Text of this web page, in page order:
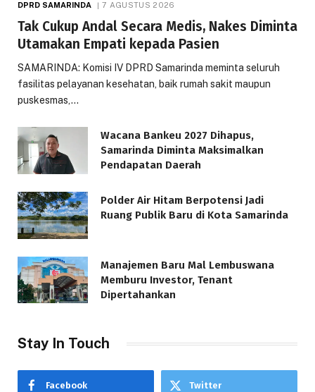
DPRD SAMARINDA 7 AGUSTUS 2026
Tak Cukup Andal Secara Medis, Nakes Diminta
Utamakan Empati kepada Pasien
SAMARINDA: Komisi IV DPRD Samarinda meminta seluruh
fasilitas pelayanan kesehatan, baik rumah sakit maupun
puskesmas,…
Wacana Bankeu 2027 Dihapus,
Samarinda Diminta Maksimalkan
Pendapatan Daerah
Polder Air Hitam Berpotensi Jadi
Ruang Publik Baru di Kota Samarinda
Manajemen Baru Mal Lembuswana
Memburu Investor, Tenant
Dipertahankan
Stay In Touch
Facebook Twitter